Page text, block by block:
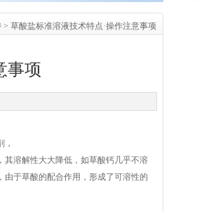
> 草酸盐标准溶液技术特点·操作注意事项
事项
，
溶解性大大降低，如草酸钙几乎不溶
于草酸的配合作用，形成了可溶性的